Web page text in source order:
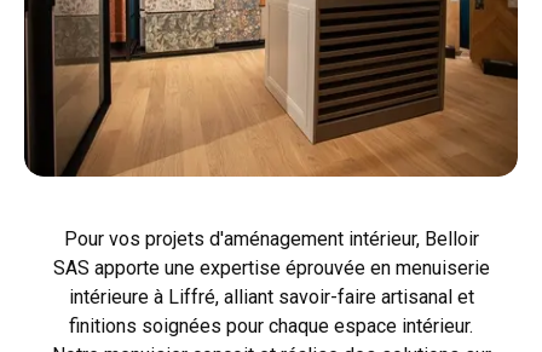
Pour vos projets d'aménagement intérieur, Belloir
SAS apporte une expertise éprouvée en menuiserie
intérieure à Liffré, alliant savoir-faire artisanal et
finitions soignées pour chaque espace intérieur.